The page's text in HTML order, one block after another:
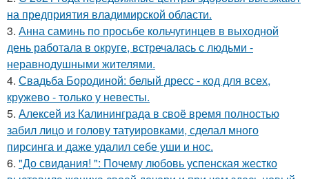
на предприятия владимирской области.
3. Анна саминь по просьбе кольчугинцев в выходной
день работала в округе, встречалась с людьми -
неравнодушными жителями.
4. Свадьба Бородиной: белый дресс - код для всех,
кружево - только у невесты.
5. Алексей из Калининграда в своё время полностью
забил лицо и голову татуировками, сделал много
пирсинга и даже удалил себе уши и нос.
6. "До свидания! ": Почему любовь успенская жестко